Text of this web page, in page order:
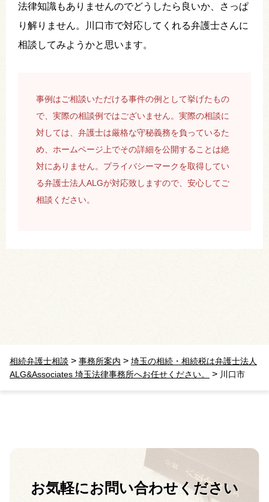
法律知識もありませんのでどうしたら良いか、さっぱ
り解りません。川口市で対応してくれる弁護士さんに
相談してみようかと思います。
事例はご相談いただける事件の例として挙げたもの
で、実際の相談例ではございません。実際の相談に
対しては、弁護士は厳格な守秘義務を負っているた
め、ホームページ上でその詳細を公開することは絶
対にありません。プライバシーマークを取得してい
る弁護士法人ALGが対応致しますので、安心してご
相談ください。
相続弁護士相談 > 事務所案内 > 埼玉の相続・相続税は弁護士法人
ALG&Associates 埼玉法律事務所へお任せください。
> 川口市
お気軽にお問い合わせください